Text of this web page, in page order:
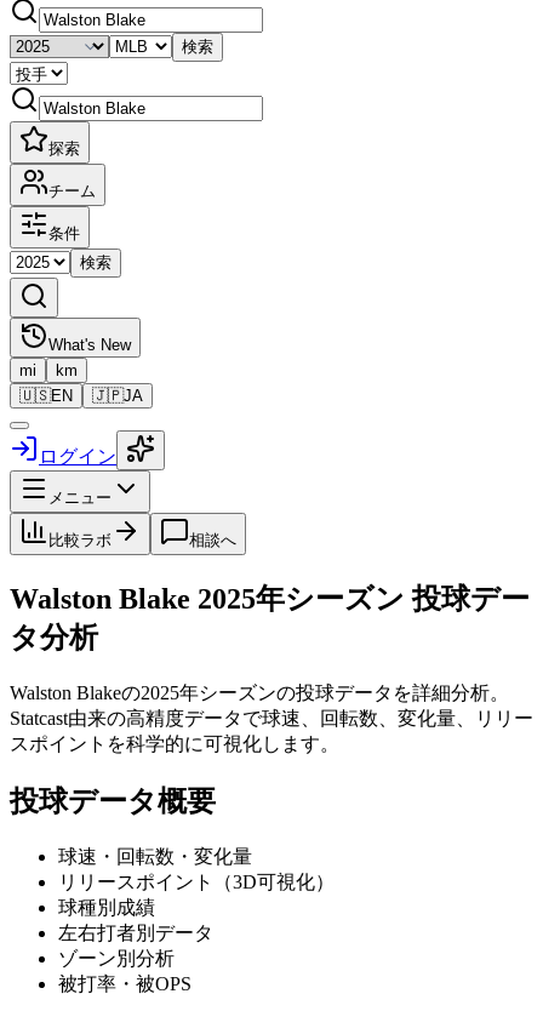
検索
探索
チーム
条件
検索
What's New
mi
km
🇺🇸EN 🇯🇵JA
ログイン
メニュー
比較ラボ 相談へ
Walston Blake 2025年シーズン 投球デー
タ分析
Walston Blakeの2025年シーズンの投球データを詳細分析。
Statcast由来の高精度データで球速、回転数、変化量、リリー
スポイントを科学的に可視化します。
投球データ概要
球速・回転数・変化量
リリースポイント（3D可視化）
球種別成績
左右打者別データ
ゾーン別分析
被打率・被OPS